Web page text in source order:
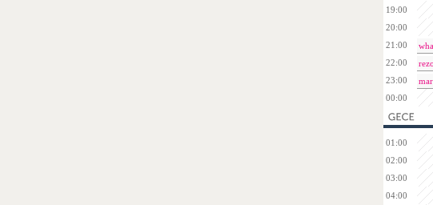
19:00
20:00
21:00
22:00
23:00
00:00
01:00
02:00
03:00
04:00